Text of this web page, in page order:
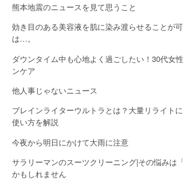
熊本地震のニュースを見て思うこと
効き目のある美容液を肌に染み渡らせることが
は…。
ダウンタイム中も心地よく過ごしたい！30代女
ンケア
他人事じゃないニュース
ブレインライターウルトラとは？大量リライト
使い方を解説
今夜から明日にかけて大雨に注意
サラリーマンのスーツクリーニング|その悩みは
かもしれません